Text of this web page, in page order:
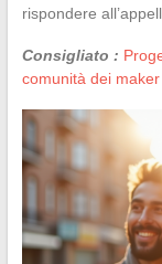
rispondere
Consigliato :
comunità dei maker